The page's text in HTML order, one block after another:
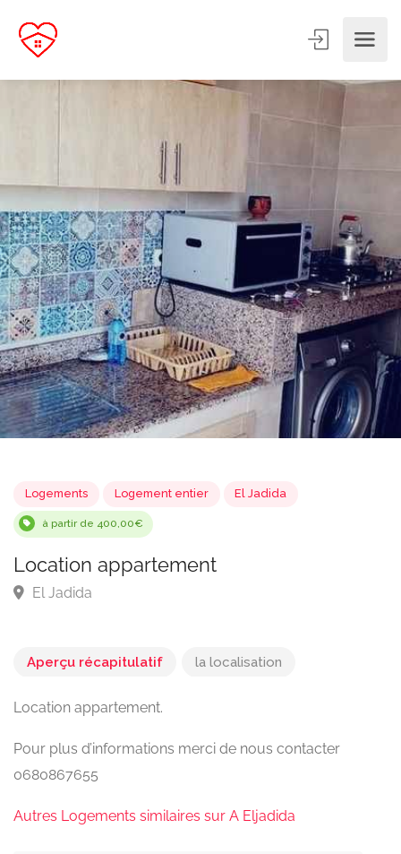
Logements Logement entier
à partir de 400,00€
Aperçu récapitulatif la localisation
Location appartement.
Pour plus d’informations merci de nous contacter
0680867655
Autres Logements similaires sur A Eljadida